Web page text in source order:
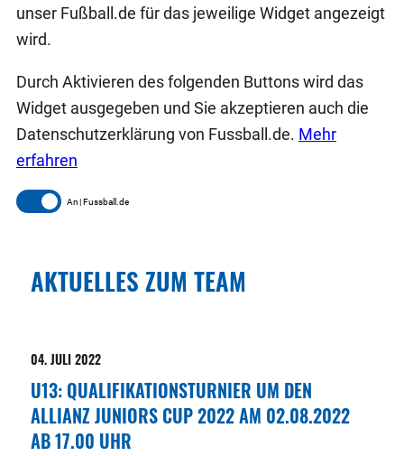
unser Fußball.de für das jeweilige Widget angezeigt
wird.
Durch Aktivieren des folgenden Buttons wird das
Widget ausgegeben und Sie akzeptieren auch die
Datenschutzerklärung von Fussball.de. Mehr
erfahren
Fussball.de
AKTUELLES ZUM TEAM
04. JULI 2022
U13: QUALIFIKATIONSTURNIER UM DEN
ALLIANZ JUNIORS CUP 2022 AM 02.08.2022
AB 17.00 UHR